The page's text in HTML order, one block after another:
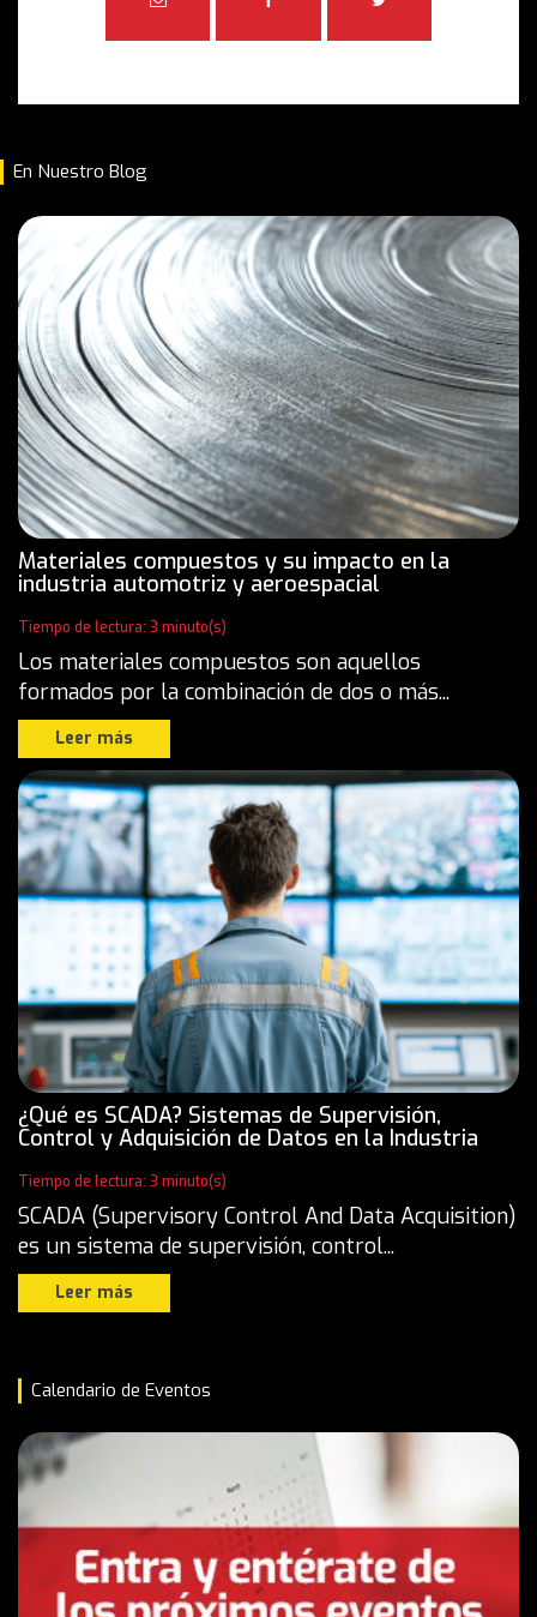
En Nuestro Blog
Materiales compuestos y su impacto en la
industria automotriz y aeroespacial
Tiempo de lectura: 3 minuto(s)
Los materiales compuestos son aquellos
formados por la combinación de dos o más...
Leer más
¿Qué es SCADA? Sistemas de Supervisión,
Control y Adquisición de Datos en la Industria
Tiempo de lectura: 3 minuto(s)
SCADA (Supervisory Control And Data Acquisition)
es un sistema de supervisión, control...
Leer más
Calendario de Eventos